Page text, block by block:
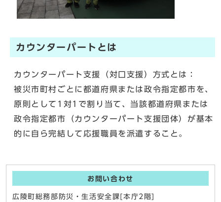
カウンターパートとは
カウンターパート支援（対口支援）方式とは：
被災市町村ごとに都道府県または政令指定都市を、
原則として1対1で割り当て、当該都道府県または
政令指定都市（カウンターパート支援団体）が基本
的に自ら完結して応援職員を派遣すること。
お問い合わせ
広陵町総務部防災・生活安全課[本庁2階]